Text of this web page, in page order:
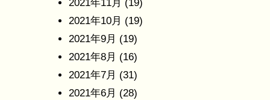
2021年11月 (19)
2021年10月 (19)
2021年9月 (19)
2021年8月 (16)
2021年7月 (31)
2021年6月 (28)